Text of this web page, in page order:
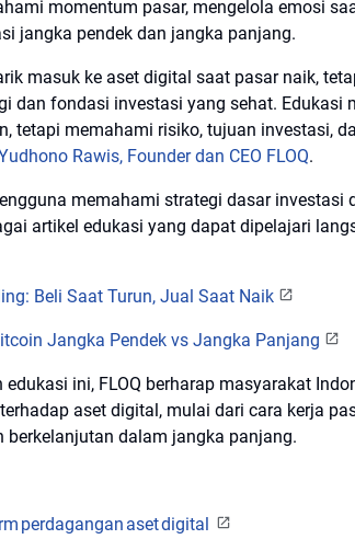
momentum pasar, mengelola emosi
jangka pendek dan jangka panjang.
masuk ke aset digital saat pasar naik,
dan fondasi investasi yang sehat. Edukasi
tetapi memahami risiko, tujuan investasi,
Rawis, Founder dan CEO FLOQ.
memahami strategi dasar investasi
artikel edukasi yang dapat dipelajari
Beli Saat Turun, Jual Saat Naik
Jangka Pendek vs Jangka Panjang
edukasi ini, FLOQ berharap masyarakat
aset digital, mulai dari cara kerja
berkelanjutan dalam jangka panjang.
perdagangan aset digital